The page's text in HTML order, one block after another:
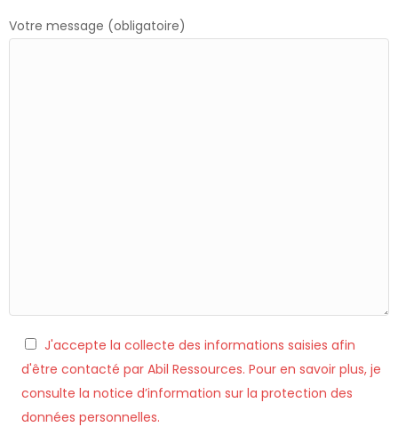
Votre message (obligatoire)
J'accepte la collecte des informations saisies afin
d'être contacté par Abil Ressources. Pour en savoir plus, je
consulte la notice d’information sur la protection des
données personnelles.